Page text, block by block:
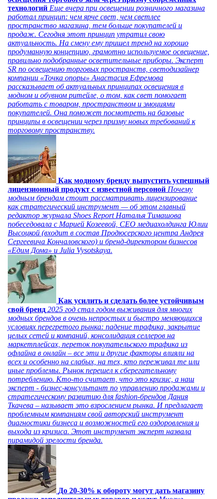
технологий Еще вчера при освещении розничного магазина
работал принцип: чем ярче свет, чем светлее
пространство магазина, тем больше покупателей и
продаж. Сегодня этот принцип утратил свою
актуальность. На смену ему пришел тренд на хорошо
продуманную концепцию, грамотно используемое освещение,
правильно подобранные осветительные приборы. Эксперт
SR по освещению торговых пространств, светодизайнер
компании «Точка опоры» Анастасия Ефремова
рассказывает об актуальных принципах освещения в
модном и обувном ритейле, о том, как свет помогает
работать с товаром, пространством и эмоциями
покупателей. Она поможет посмотреть на базовые
принципы в освещении через призму новых требований к
торговому пространству.
Как модному бренду выпустить успешный
лицензионный продукт с известной персоной Почему
модным брендам стоит рассматривать лицензирование
как стратегический инструмент — об этом главный
редактор журнала Shoes Report Наталья Тимашова
побеседовала с Марией Козеевой, СЕО медиахолдинга Юлии
Высоцкой (входит в состав Продюсерского центра Андрея
Сергеевича Кончаловского) и бренд-директором бизнесов
«Едим Дома» и Julia Vysotskaya.
Как усилить и сделать более устойчивым
свой бренд 2025 год стал годом выживания для многих
модных брендов в очень непростых и быстро меняющихся
условиях перегретого рынка: падение трафика, закрытие
целых сетей и компаний, консолидация селлеров на
маркетплейсах, переток покупательского трафика из
офлайна в онлайн – все эти и другие факторы влияли на
всех и особенно на слабых, на тех, кто переживал те или
иные проблемы. Рынок перешел к сберегательному
потреблению. Кто-то считает, что это кризис, а наш
эксперт - бизнес-консультант по управлению продажами и
стратегическому развитию для fashion-брендов Дания
Ткачева – называет это взрослением рынка. И предлагает
проблемным компаниям свой авторский инструмент
диагностики бизнеса и возможностей его оздоровления и
выхода из кризиса. Этот инструмент эксперт назвала
пирамидой зрелости бренда.
До 20-30% к обороту могут дать магазину